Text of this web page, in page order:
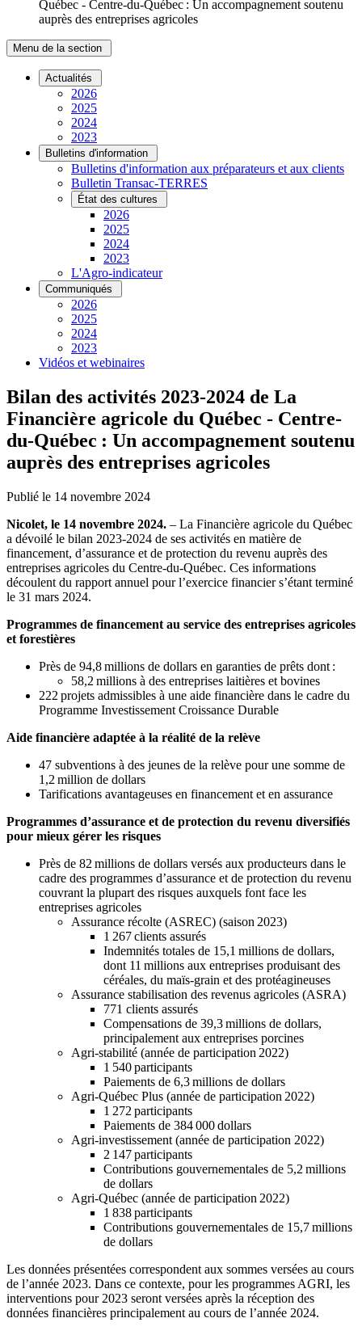
Québec - Centre-du-Québec : Un accompagnement soutenu
auprès des entreprises agricoles
Menu de la section
Actualités
2026
2025
2024
2023
Bulletins d'information
Bulletins d'information aux préparateurs et aux clients
Bulletin Transac-TERRES
État des cultures
2026
2025
2024
2023
L'Agro-indicateur
Communiqués
2026
2025
2024
2023
Vidéos et webinaires
Bilan des activités 2023-2024 de La
Financière agricole du Québec - Centre-
du-Québec : Un accompagnement soutenu
auprès des entreprises agricoles
Publié le 14 novembre 2024
Nicolet, le 14 novembre 2024. – La Financière agricole du Québec
a dévoilé le bilan 2023-2024 de ses activités en matière de
financement, d’assurance et de protection du revenu auprès des
entreprises agricoles du Centre-du-Québec. Ces informations
découlent du rapport annuel pour l’exercice financier s’étant terminé
le 31 mars 2024.
Programmes de financement au service des entreprises agricoles
et forestières
Près de 94,8 millions de dollars en garanties de prêts dont :
58,2 millions à des entreprises laitières et bovines
222 projets admissibles à une aide financière dans le cadre du
Programme Investissement Croissance Durable
Aide financière adaptée à la réalité de la relève
47 subventions à des jeunes de la relève pour une somme de
1,2 million de dollars
Tarifications avantageuses en financement et en assurance
Programmes d’assurance et de protection du revenu diversifiés
pour mieux gérer les risques
Près de 82 millions de dollars versés aux producteurs dans le
cadre des programmes d’assurance et de protection du revenu
couvrant la plupart des risques auxquels font face les
entreprises agricoles
Assurance récolte (ASREC) (saison 2023)
1 267 clients assurés
Indemnités totales de 15,1 millions de dollars,
dont 11 millions aux entreprises produisant des
céréales, du maïs-grain et des protéagineuses
Assurance stabilisation des revenus agricoles (ASRA)
771 clients assurés
Compensations de 39,3 millions de dollars,
principalement aux entreprises porcines
Agri-stabilité (année de participation 2022)
1 540 participants
Paiements de 6,3 millions de dollars
Agri-Québec Plus (année de participation 2022)
1 272 participants
Paiements de 384 000 dollars
Agri-investissement (année de participation 2022)
2 147 participants
Contributions gouvernementales de 5,2 millions
de dollars
Agri-Québec (année de participation 2022)
1 838 participants
Contributions gouvernementales de 15,7 millions
de dollars
Les données présentées correspondent aux sommes versées au cours
de l’année 2023. Dans ce contexte, pour les programmes AGRI, les
interventions pour 2023 seront versées après la réception des
données financières principalement au cours de l’année 2024.